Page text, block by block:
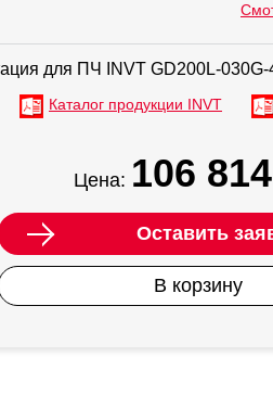
для ПЧ INVT GD200L-030G-
Каталог продукции INVT
Цена: 106 814
Оставить
В корзину